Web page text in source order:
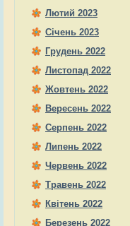
Лютий 2023
Січень 2023
Грудень 2022
Листопад 2022
Жовтень 2022
Вересень 2022
Серпень 2022
Липень 2022
Червень 2022
Травень 2022
Квітень 2022
Березень 2022